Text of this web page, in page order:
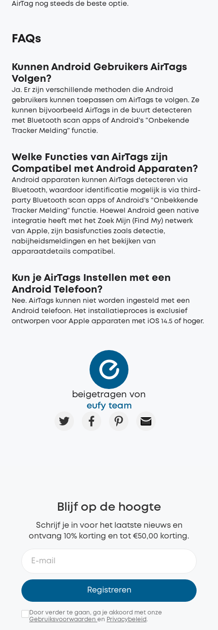
AirTag nog steeds de beste optie.
FAQs
Kunnen Android Gebruikers AirTags
Volgen?
Ja. Er zijn verschillende methoden die Android
gebruikers kunnen toepassen om AirTags te volgen. Ze
kunnen bijvoorbeeld AirTags in de buurt detecteren
met Bluetooth scan apps of Android’s “Onbekende
Tracker Melding” functie.
Welke Functies van AirTags zijn
Compatibel met Android Apparaten?
Android apparaten kunnen AirTags detecteren via
Bluetooth, waardoor identificatie mogelijk is via third-
party Bluetooth scan apps of Android’s “Onbekkende
Tracker Melding” functie. Hoewel Android geen native
integratie heeft met het Zoek Mijn (Find My) netwerk
van Apple, zijn basisfuncties zoals detectie,
nabijheidsmeldingen en het bekijken van
apparaatdetails compatibel.
Kun je AirTags Instellen met een
Android Telefoon?
Nee. AirTags kunnen niet worden ingesteld met een
Android telefoon. Het installatieproces is exclusief
ontworpen voor Apple apparaten met iOS 14.5 of hoger.
beigetragen von
eufy team
Blijf op de hoogte
Schrijf je in voor het laatste nieuws en
ontvang 10% korting en tot €50,00 korting.
Registreren
Door verder te gaan, ga je akkoord met onze
Gebruiksvoorwaarden en Privacybeleid.